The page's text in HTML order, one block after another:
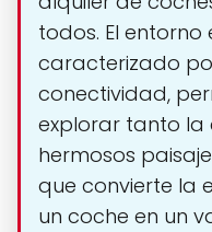
todos. El
caracterizado
conectividad,
explorar tanto la
hermosos
que convierte la
un coche en un